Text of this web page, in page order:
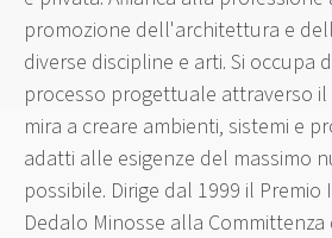
promozione dell'architettura e
diverse discipline e arti. Si occupa
processo progettuale attraverso il
mira a creare ambienti, sistemi e
adatti alle esigenze del massimo
possibile. Dirige dal 1999 il
Dedalo Minosse alla